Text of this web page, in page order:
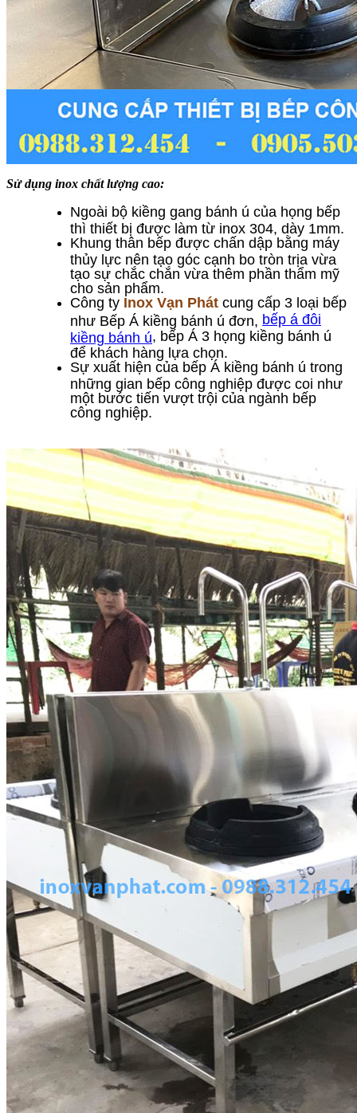
Sử dụng inox chất lượng cao:
Ngoài bộ kiềng gang bánh ú của họng bếp
thì thiết bị được làm từ inox 304, dày 1mm.
Khung thân bếp được chấn dập bằng máy
thủy lực nên tạo góc cạnh bo tròn trịa vừa
tạo sự chắc chắn vừa thêm phần thẩm mỹ
cho sản phẩm.
Công ty Inox Vạn Phát cung cấp 3 loại bếp
như Bếp Á kiềng bánh ú đơn, bếp á đôi
kiềng bánh ú, bếp Á 3 họng kiềng bánh ú
để khách hàng lựa chọn.
Sự xuất hiện của bếp Á kiềng bánh ú trong
những gian bếp công nghiệp được coi như
một bước tiến vượt trội của ngành bếp
công nghiệp.